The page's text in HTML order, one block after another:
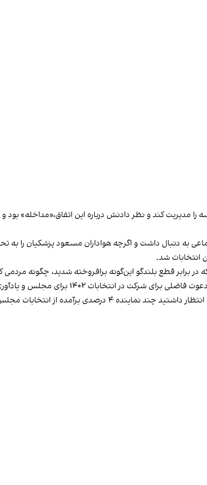
کند و نظر دادنش درباره این اتفاق،«مداخله» بود و
به دنبال داشت و اگرچه هواداران مسعود پزشکیان را
انتخابات شد.
قطع بلندگو این‌گونه برافروخته شدید، چگونه
نابودی رفته و صدایشان خفه شده را به روزنه‌گشایی دعوت کردید؟» او در ادامه با